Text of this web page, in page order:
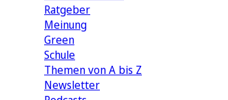
Ratgeber
Meinung
Green
Schule
Themen von A bis Z
Newsletter